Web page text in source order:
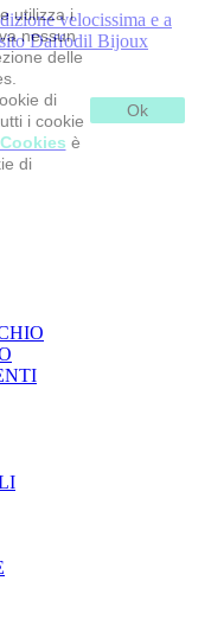
utilizza i
nessun
delle
di
i cookie
è
di
Ok